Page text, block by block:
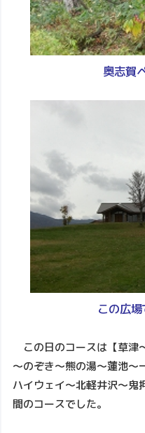
奥志賀
この広
この日のコースは【草津
～のぞき～熊の湯～蓮池～
ハイウェイ～北軽井沢～鬼
間のコースでした。